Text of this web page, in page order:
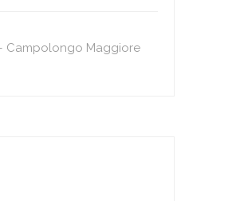
Campolongo Maggiore